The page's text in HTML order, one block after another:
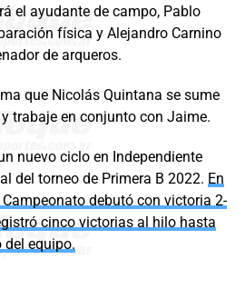
el ayudante de campo, Pablo
física y Alejandro Carnino
de arqueros.
que Nicolás Quintana se sume
trabaje en conjunto con Jaime.
nuevo ciclo en Independiente
del torneo de Primera B 2022. En
debutó con victoria 2-
cinco victorias al hilo hasta
del equipo.